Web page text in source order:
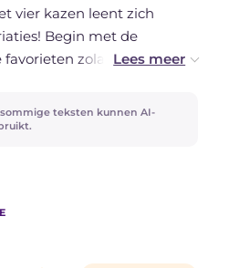
vier kazen leent zich
Begin met de
favorieten zolang ze elkaar
vleeswaren zoals
de voorkeur aan een rijkere,
teksten kunnen AI-